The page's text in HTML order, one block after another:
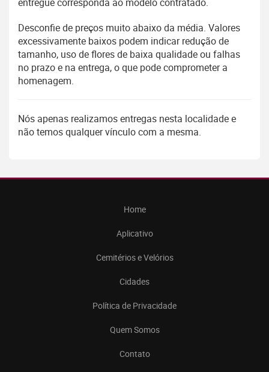
Desconfie de preços muito abaixo da média. Valores
excessivamente baixos podem indicar redução de
tamanho, uso de flores de baixa qualidade ou falhas
no prazo e na entrega, o que pode comprometer a
homenagem.
Nós apenas realizamos entregas nesta localidade e
não temos qualquer vínculo com a mesma.
Home
Aplicativo
Cemitérios e Velórios
Cidades
Política de Privacidade
Quem Somos
Contato